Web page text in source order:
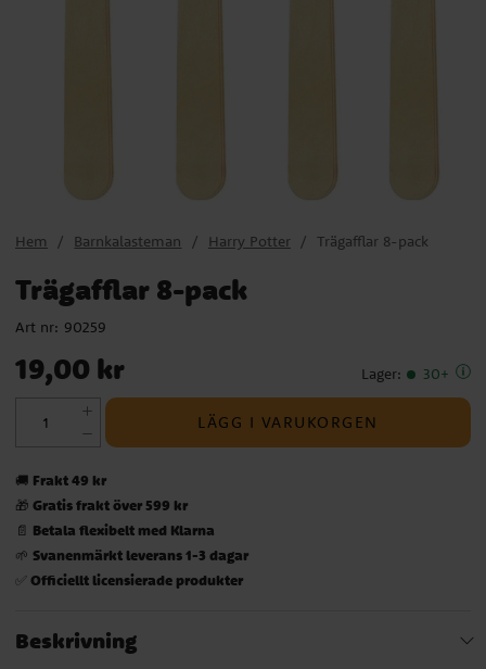
Hem Barnkalasteman Harry Potter Trägafflar 8-pack
Trägafflar 8-pack
Art nr: 90259
Pris: 19,00 kr
19,00 kr Lager: 30+
LÄGG I VARUKORGEN
🚚 Frakt 49 kr
🎁 Gratis frakt över 599 kr
📄 Betala flexibelt med Klarna
🌱 Svanenmärkt leverans 1-3 dagar
✅ Officiellt licensierade produkter
Beskrivning